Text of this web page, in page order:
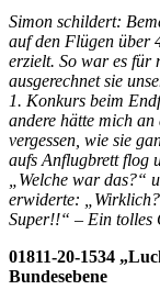
Simon schildert:
auf den Flügen über
erzielt. So war es für
ausgerechnet sie
1. Konkurs beim
andere hätte mich
vergessen, wie sie
aufs Anflugbrett flog
„Welche war das?“
erwiderte:
Super!!“ – Ein tolles
01811-20-1534
Bundesebene